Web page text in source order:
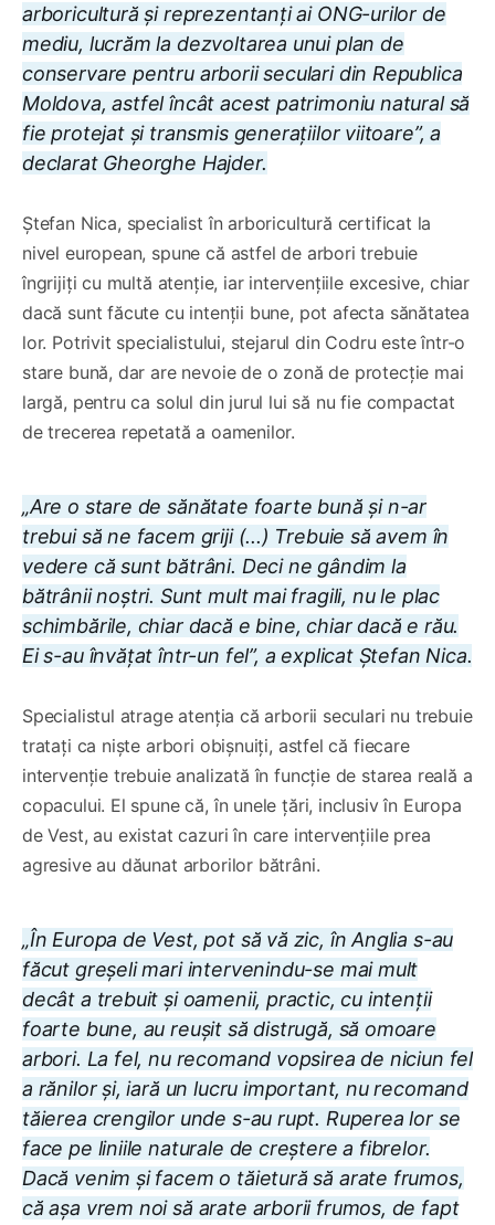
arboricultură și reprezentanți ai ONG-urilor de
mediu, lucrăm la dezvoltarea unui plan de
conservare pentru arborii seculari din Republica
Moldova, astfel încât acest patrimoniu natural să
fie protejat și transmis generațiilor viitoare”, a
declarat Gheorghe Hajder.
Ștefan Nica, specialist în arboricultură certificat la
nivel european, spune că astfel de arbori trebuie
îngrijiți cu multă atenție, iar intervențiile excesive, chiar
dacă sunt făcute cu intenții bune, pot afecta sănătatea
lor. Potrivit specialistului, stejarul din Codru este într-o
stare bună, dar are nevoie de o zonă de protecție mai
largă, pentru ca solul din jurul lui să nu fie compactat
de trecerea repetată a oamenilor.
„Are o stare de sănătate foarte bună și n-ar
trebui să ne facem griji (...) Trebuie să avem în
vedere că sunt bătrâni. Deci ne gândim la
bătrânii noștri. Sunt mult mai fragili, nu le plac
schimbările, chiar dacă e bine, chiar dacă e rău.
Ei s-au învățat într-un fel”, a explicat Ștefan Nica.
Specialistul atrage atenția că arborii seculari nu trebuie
tratați ca niște arbori obișnuiți, astfel că fiecare
intervenție trebuie analizată în funcție de starea reală a
copacului. El spune că, în unele țări, inclusiv în Europa
de Vest, au existat cazuri în care intervențiile prea
agresive au dăunat arborilor bătrâni.
„În Europa de Vest, pot să vă zic, în Anglia s-au
făcut greșeli mari intervenindu-se mai mult
decât a trebuit și oamenii, practic, cu intenții
foarte bune, au reușit să distrugă, să omoare
arbori. La fel, nu recomand vopsirea de niciun fel
a rănilor și, iară un lucru important, nu recomand
tăierea crengilor unde s-au rupt. Ruperea lor se
face pe liniile naturale de creștere a fibrelor.
Dacă venim și facem o tăietură să arate frumos,
că așa vrem noi să arate arborii frumos, de fapt